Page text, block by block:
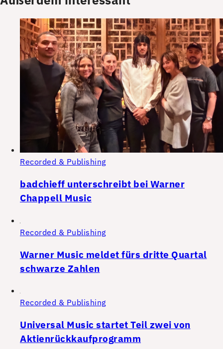
Recorded & Publishing
badchieff unterschreibt bei Warner
Chappell Music
Recorded & Publishing
Warner Music meldet fürs dritte Quartal
schwarze Zahlen
Recorded & Publishing
Universal Music startet Teil zwei von
Aktienrückkaufprogramm